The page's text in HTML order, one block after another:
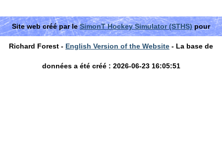
Site web créé par leSimonT Hockey Simulator (STHS)pour
Richard Forest - English Version of the Website - La base de
données a été créé : 2026-06-23 16:05:51